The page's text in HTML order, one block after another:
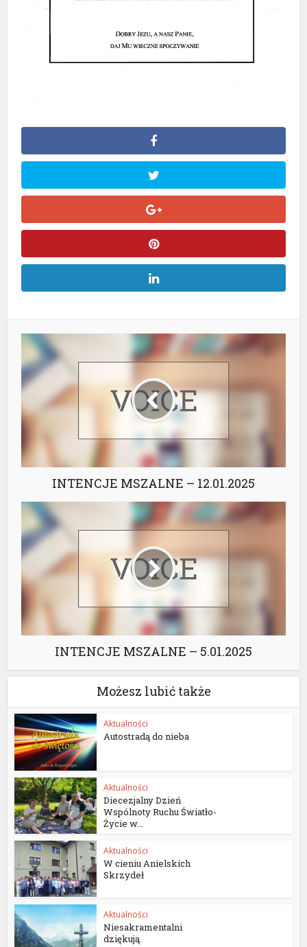
INTENCJE MSZALNE – 12.01.2025
INTENCJE MSZALNE – 5.01.2025
Możesz lubić także
Aktualności
Autostradą do nieba
Aktualności
Diecezjalny Dzień
Wspólnoty Ruchu Światło-
Życie w...
Aktualności
W cieniu Anielskich
Skrzydeł
Aktualności
Niesakramentalni
dziękują.